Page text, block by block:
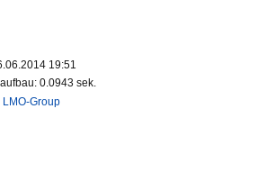
19:51
0.0943 sek.
Group